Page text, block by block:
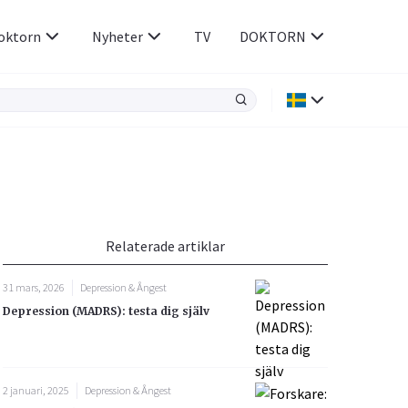
Rörelseapparaten
Sex & Samliv
Sömn & Stress
Nyheter TV DOKTORN
Relaterade artiklar
31 mars, 2026
Depression & Ångest
Depression (MADRS): testa dig själv
2 januari, 2025
Depression & Ångest